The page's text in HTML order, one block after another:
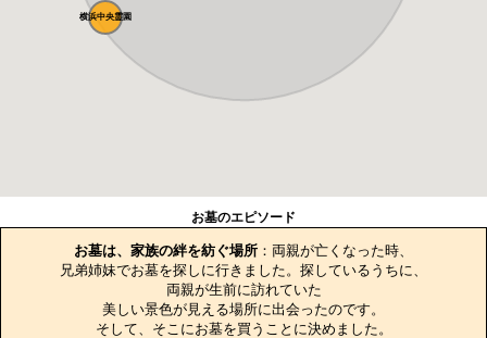
横浜中央霊園
お墓のエピソード
お墓は、家族の絆を紡ぐ場所 ：両親が亡くなった時、
兄弟姉妹でお墓を探しに行きました。探しているうちに、
両親が生前に訪れていた
美しい景色が見える場所に出会ったのです。
そして、そこにお墓を買うことに決めました。